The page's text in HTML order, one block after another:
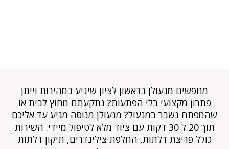
מחפשים מנעולן בראשון לציון שיגיע במהירות וייתן
פתרון מקצועי בלי הפתעות? נתקעתם מחוץ לבית או
שהמפתח נשבר במנעול? מנעולן מנוסה מגיע עד אליכם
תוך 20 ל 30 דקות עם ציוד מלא לטיפול מיידי. השירות
כולל פריצת דלתות, החלפת צילינדרים, תיקון דלתות